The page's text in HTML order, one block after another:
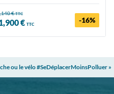
€TTC
€ TTC -16%
ou le vélo #SeDéplacerMoinsPolluer »